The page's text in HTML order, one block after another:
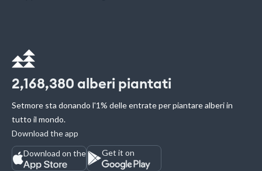
2,168,380 alberi piantati
Setmore sta donando l'1% delle entrate per piantare alberi in
tutto il mondo.
Download the app
Download on the
Get it on